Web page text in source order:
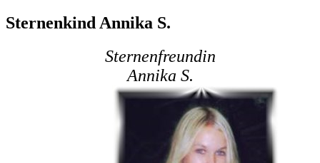
Sternenkind Annika S.
Sternenfreundin
Annika S.